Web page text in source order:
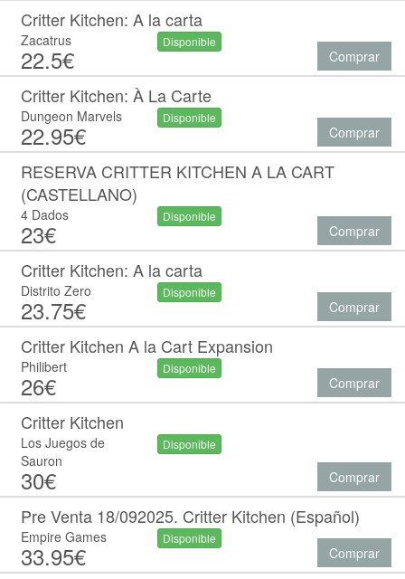
Critter Kitchen: A la carta
Zacatrus
22.5€
Disponible
Comprar
Critter Kitchen: À La Carte
Dungeon Marvels
22.95€
Disponible
Comprar
RESERVA CRITTER KITCHEN A LA CART
(CASTELLANO)
4 Dados
23€
Disponible
Comprar
Critter Kitchen: A la carta
Distrito Zero
23.75€
Disponible
Comprar
Critter Kitchen A la Cart Expansion
Philibert
26€
Disponible
Comprar
Critter Kitchen
Los Juegos de
Sauron
30€
Disponible
Comprar
Pre Venta 18/092025. Critter Kitchen (Español)
Empire Games
33.95€
Disponible
Comprar